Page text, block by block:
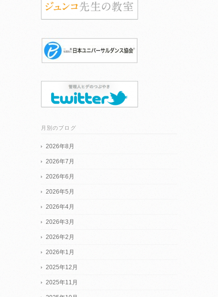
月別のブログ
2026年8月
2026年7月
2026年6月
2026年5月
2026年4月
2026年3月
2026年2月
2026年1月
2025年12月
2025年11月